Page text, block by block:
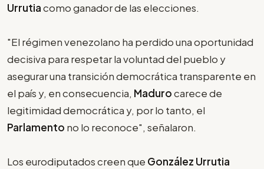
Urrutiacomo ganador de las elecciones.
"El régimen venezolano ha perdido una oportunidad
decisiva para respetar la voluntad del pueblo y
asegurar una transición democrática transparente en
el país y, en consecuencia, Madurocarece de
legitimidad democrática y, por lo tanto, el
Parlamento no lo reconoce", señalaron.
Los eurodiputados creen que González Urrutia